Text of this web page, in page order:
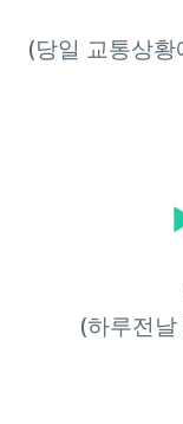
(당일 교통상
(하루전